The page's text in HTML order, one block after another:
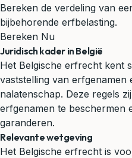
Bereken de verdeling van
bijbehorende erfbelasting.
Bereken Nu
Juridisch kader in België
Het Belgische erfrecht kent
vaststelling van erfgenamen
nalatenschap. Deze regels
erfgenamen te beschermen
garanderen.
Relevante wetgeving
Het Belgische erfrecht is